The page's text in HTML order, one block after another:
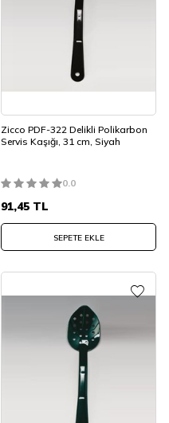
Zicco PDF-322 Delikli Polikarbon
Servis Kaşığı, 31 cm, Siyah
0.0
91,45 TL
SEPETE EKLE